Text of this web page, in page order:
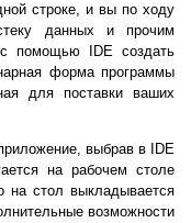
строке, и вы по ходу
данных и прочим
помощью IDE создать
форма программы
для поставки ваших
выбрав в IDE
на рабочем столе
на стол выкладывается
возможности